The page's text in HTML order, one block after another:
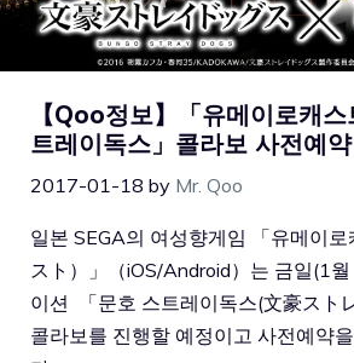
【Qoo정보】「유메이로캐
트레이독스」콜라보 사전예
2017-01-18 by Mr. Qoo
일본 SEGA의 여성향게임 「유메이
スト）」（iOS/Android）는 금일(1
이션 「문호 스트레이독스(文豪スト
콜라보를 진행할 예정이고 사전예약